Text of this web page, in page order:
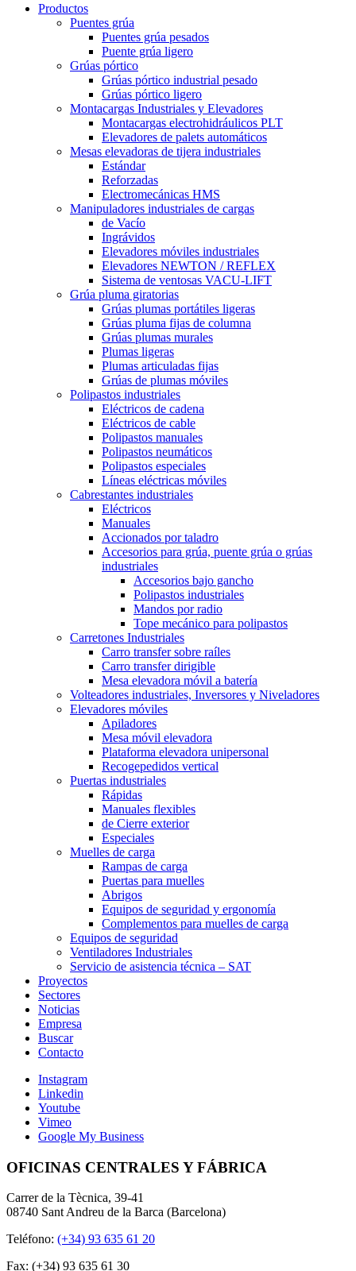
Productos
Puentes grúa
Puentes grúa pesados
Puente grúa ligero
Grúas pórtico
Grúas pórtico industrial pesado
Grúas pórtico ligero
Montacargas Industriales y Elevadores
Montacargas electrohidráulicos PLT
Elevadores de palets automáticos
Mesas elevadoras de tijera industriales
Estándar
Reforzadas
Electromecánicas HMS
Manipuladores industriales de cargas
de Vacío
Ingrávidos
Elevadores móviles industriales
Elevadores NEWTON / REFLEX
Sistema de ventosas VACU-LIFT
Grúa pluma giratorias
Grúas plumas portátiles ligeras
Grúas pluma fijas de columna
Grúas plumas murales
Plumas ligeras
Plumas articuladas fijas
Grúas de plumas móviles
Polipastos industriales
Eléctricos de cadena
Eléctricos de cable
Polipastos manuales
Polipastos neumáticos
Polipastos especiales
Líneas eléctricas móviles
Cabrestantes industriales
Eléctricos
Manuales
Accionados por taladro
Accesorios para grúa, puente grúa o grúas
industriales
Accesorios bajo gancho
Polipastos industriales
Mandos por radio
Tope mecánico para polipastos
Carretones Industriales
Carro transfer sobre raíles
Carro transfer dirigible
Mesa elevadora móvil a batería
Volteadores industriales, Inversores y Niveladores
Elevadores móviles
Apiladores
Mesa móvil elevadora
Plataforma elevadora unipersonal
Recogepedidos vertical
Puertas industriales
Rápidas
Manuales flexibles
de Cierre exterior
Especiales
Muelles de carga
Rampas de carga
Puertas para muelles
Abrigos
Equipos de seguridad y ergonomía
Complementos para muelles de carga
Equipos de seguridad
Ventiladores Industriales
Servicio de asistencia técnica – SAT
Proyectos
Sectores
Noticias
Empresa
Buscar
Contacto
Instagram
Linkedin
Youtube
Vimeo
Google My Business
OFICINAS CENTRALES Y FÁBRICA
Carrer de la Tècnica, 39-41
08740 Sant Andreu de la Barca (Barcelona)
Teléfono: (+34) 93 635 61 20
Fax: (+34) 93 635 61 30